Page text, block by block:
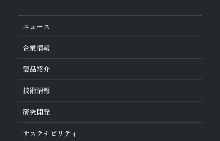
ニュース
企業情報
旭ダイヤについて
ダイヤの輪
ご挨拶
会社概要
沿革
役員紹介
事業紹介
活動拠点
製品紹介
業種から探す
工具の種類から探す
加工方法から探す
ワークから探す
技術情報
ダイヤモンド工具・
教えて！研削工具
ご使⽤上の注意
各製品の安全な取扱いについて
研究開発
研究開発について
対外発表一覧
サステナビリティ